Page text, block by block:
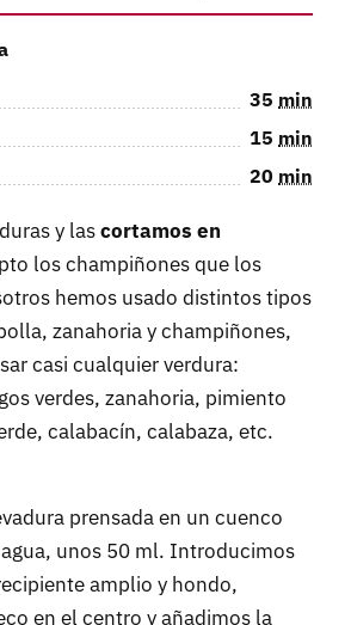
35 min
15 min
20 min
y lascortamos en
los champiñones que los
hemos usado distintos tipos
zanahoria y champiñones,
casi cualquier verdura:
verdes, zanahoria, pimiento
calabacín, calabaza, etc.
prensada en un cuenco
unos 50 ml. Introducimos
amplio y hondo,
en el centro y añadimos la